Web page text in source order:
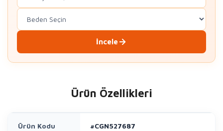
İncele
Ürün Özellikleri
Ürün Kodu #CGN527687